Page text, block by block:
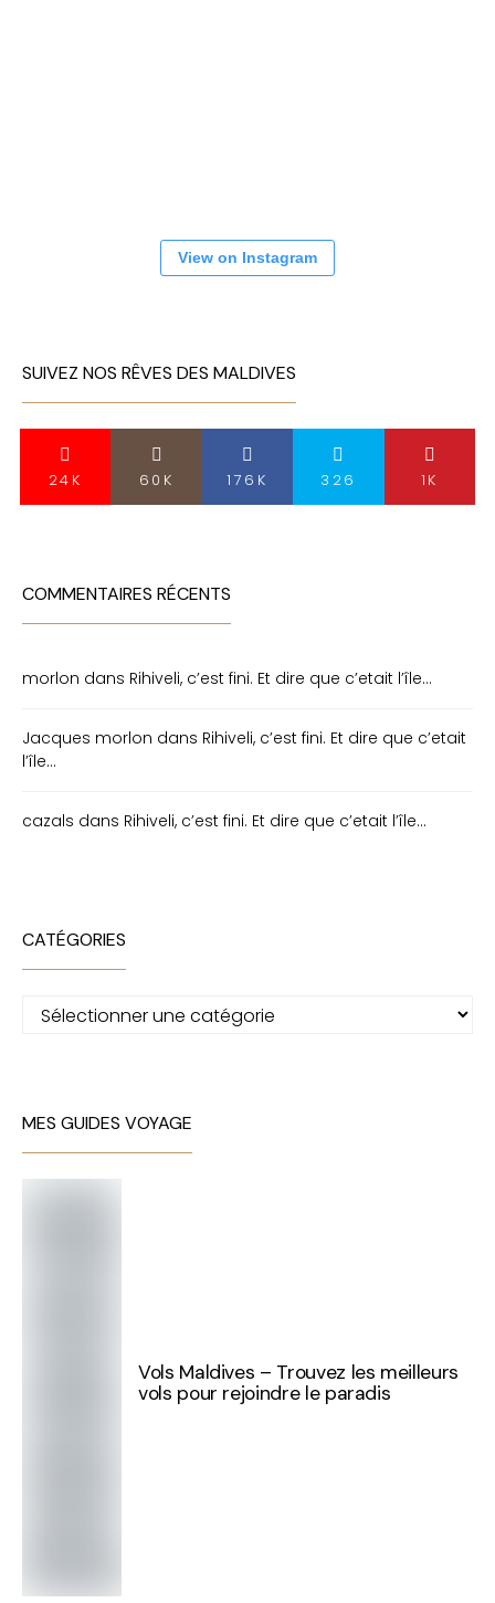
View on Instagram
SUIVEZ NOS RÊVES DES MALDIVES
24K 60K 176K 326 1K
COMMENTAIRES RÉCENTS
morlon dans Rihiveli, c’est fini. Et dire que c’etait l’île…
Jacques morlon dans Rihiveli, c’est fini. Et dire que c’etait
l’île…
cazals dans Rihiveli, c’est fini. Et dire que c’etait l’île…
CATÉGORIES
Catégories
MES GUIDES VOYAGE
Vols Maldives – Trouvez les meilleurs
vols pour rejoindre le paradis